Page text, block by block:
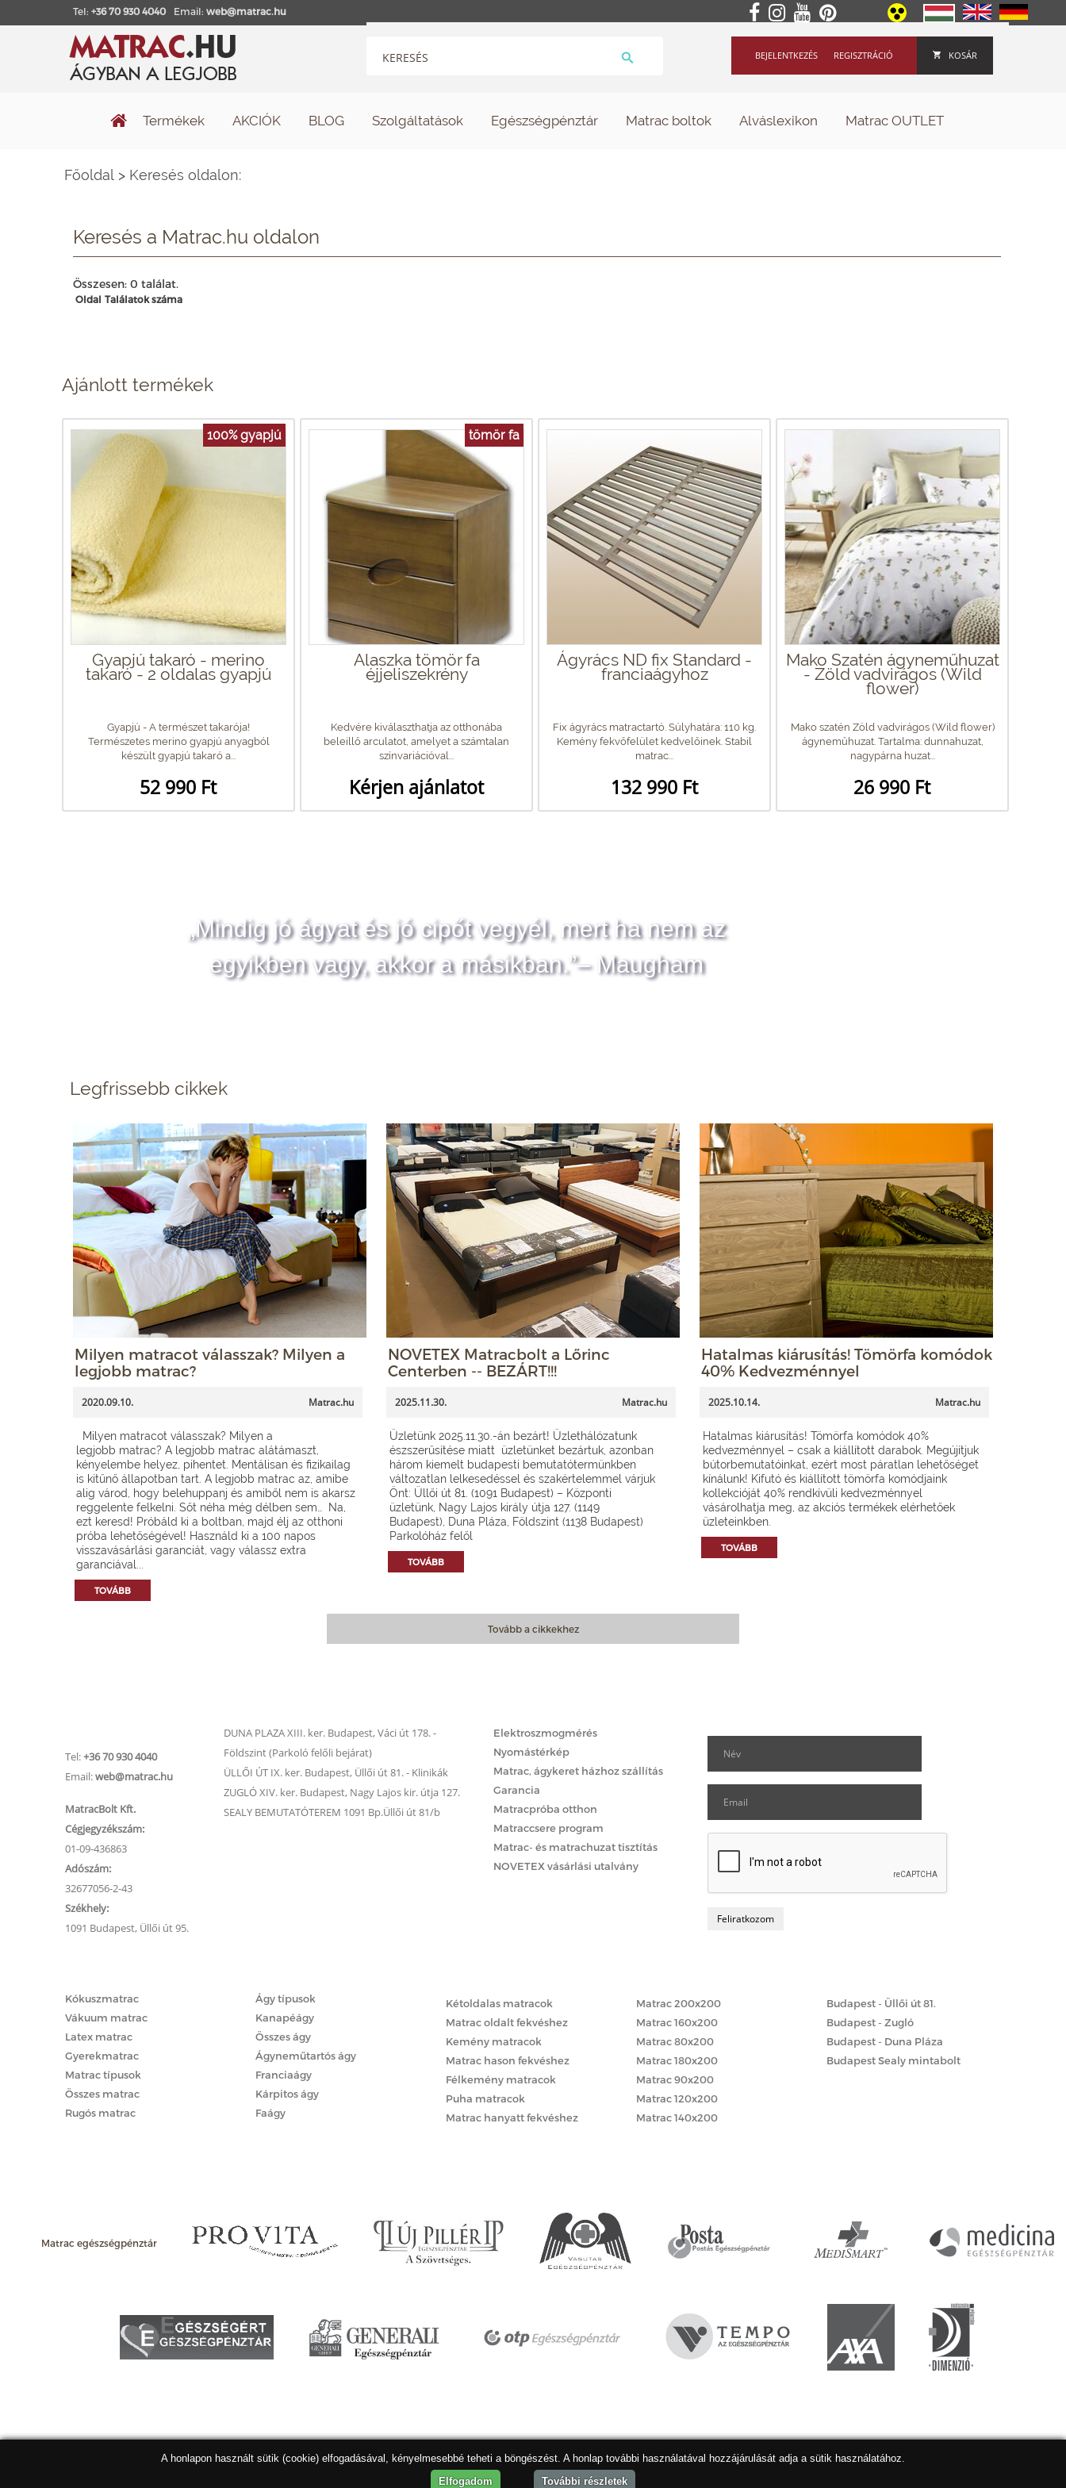
Tel: +36 70 930 4040 Email: web@matrac.hu
KOSÁR
REGISZTRÁCIÓ
BEJELENTKEZÉS
Termékek AKCIÓK BLOG Szolgáltatások Egészségpénztár Matrac boltok Alváslexikon Matrac OUTLET
Főoldal > Keresés oldalon:
Keresés a Matrac.hu oldalon
Összesen: 0 találat.
Oldal Találatok száma
Ajánlott termékek
100% gyapjú
Gyapjú takaró - merino
takaró - 2 oldalas gyapjú
Gyapjú - A természet takarója!
Természetes merino gyapjú anyagból
készült gyapjú takaró a...
52 990 Ft
tömör fa
Alaszka tömör fa
éjjeliszekrény
Kedvére kiválaszthatja az otthonába
beleillő arculatot, amelyet a számtalan
színvariációval...
Kérjen ajánlatot
Ágyrács ND fix Standard -
franciaágyhoz
Fix ágyrács matractartó. Súlyhatára: 110 kg.
Kemény fekvőfelület kedvelőinek. Stabil
matrac...
132 990 Ft
Mako Szatén ágyneműhuzat
- Zöld vadvirágos (Wild
flower)
Mako szatén Zöld vadvirágos (Wild flower)
ágyneműhuzat. Tartalma: dunnahuzat,
nagypárna huzat...
26 990 Ft
„Mindig jó ágyat és jó cipőt vegyél, mert ha nem az
egyikben vagy, akkor a másikban.”– Maugham
Legfrissebb cikkek
Milyen matracot válasszak? Milyen a
legjobb matrac?
2020.09.10. Matrac.hu
Milyen matracot válasszak? Milyen a
legjobb matrac? A legjobb matrac alátámaszt,
kényelembe helyez, pihentet. Mentálisan és fizikailag
is kitűnő állapotban tart. A legjobb matrac az, amibe
alig várod, hogy belehuppanj és amiből nem is akarsz
reggelente felkelni. Sőt néha még délben sem… Na,
ezt keresd! Próbáld ki a boltban, majd élj az otthoni
próba lehetőségével! Használd ki a 100 napos
visszavásárlási garanciát, vagy válassz extra
garanciával...
TOVÁBB
NOVETEX Matracbolt a Lőrinc
Centerben -- BEZÁRT!!!
2025.11.30. Matrac.hu
Üzletünk 2025.11.30.-án bezárt! Üzlethálózatunk
észszerűsítése miatt üzletünket bezártuk, azonban
három kiemelt budapesti bemutatótermünkben
változatlan lelkesedéssel és szakértelemmel várjuk
Önt: Üllői út 81. (1091 Budapest) – Központi
üzletünk, Nagy Lajos király útja 127. (1149
Budapest), Duna Pláza, Földszint (1138 Budapest)
Parkolóház felől
TOVÁBB
Hatalmas kiárusítás! Tömörfa komódok
40% Kedvezménnyel
2025.10.14. Matrac.hu
Hatalmas kiárusítás! Tömörfa komódok 40%
kedvezménnyel – csak a kiállított darabok. Megújítjuk
bútorbemutatóinkat, ezért most páratlan lehetőséget
kínálunk! Kifutó és kiállított tömörfa komódjaink
kollekcióját 40% rendkívüli kedvezménnyel
vásárolhatja meg, az akciós termékek elérhetőek
üzleteinkben.
TOVÁBB
Tovább a cikkekhez
Tel:+36 70 930 4040
Email:web@matrac.hu
MatracBolt Kft.
Cégjegyzékszám:
01-09-436863
Adószám:
32677056-2-43
Székhely:
1091 Budapest, Üllői út 95.
DUNA PLAZA XIII. ker. Budapest, Váci út 178. -
Földszint (Parkoló felőli bejárat)
ÜLLŐI ÚT IX. ker. Budapest, Üllői út 81. - Klinikák
ZUGLÓ XIV. ker. Budapest, Nagy Lajos kir. útja 127.
SEALY BEMUTATÓTEREM 1091 Bp.Üllői út 81/b
Elektroszmogmérés
Nyomástérkép
Matrac, ágykeret házhoz szállítás
Garancia
Matracpróba otthon
Matraccsere program
Matrac- és matrachuzat tisztítás
NOVETEX vásárlási utalvány
Kókuszmatrac
Vákuum matrac
Latex matrac
Gyerekmatrac
Matrac típusok
Összes matrac
Rugós matrac
Ágy típusok
Kanapéágy
Összes ágy
Ágyneműtartós ágy
Franciaágy
Kárpitos ágy
Faágy
Kétoldalas matracok
Matrac oldalt fekvéshez
Kemény matracok
Matrac hason fekvéshez
Félkemény matracok
Puha matracok
Matrac hanyatt fekvéshez
Matrac 200x200
Matrac 160x200
Matrac 80x200
Matrac 180x200
Matrac 90x200
Matrac 120x200
Matrac 140x200
Budapest - Üllői út 81.
Budapest - Zugló
Budapest - Duna Pláza
Budapest Sealy mintabolt
Matrac egészségpénztár
A honlapon használt sütik (cookie) elfogadásával, kényelmesebbé teheti a böngészést. A honlap további használatával hozzájárulását adja a sütik használatához.
Elfogadom
További részletek